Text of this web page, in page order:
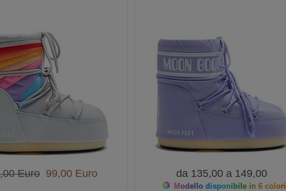
Euro99,00 Euro da 135,00 a 149,00
Modello disponibile in 6 colori